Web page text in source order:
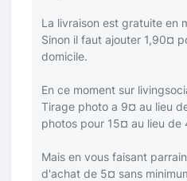
La livraison est gratuite en
Sinon il faut ajouter 1,90¤
domicile.
En ce moment sur
Tirage photo a 9¤ au lieu
photos pour 15¤ au lieu de
Mais en vous faisant
d'achat de 5¤ sans